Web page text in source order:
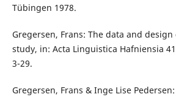
Tübingen 1978.
Gregersen, Frans: The data and design
study, in: Acta Linguistica Hafniensia
3-29.
Gregersen, Frans & Inge Lise